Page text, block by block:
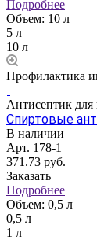
Подробнее
Объем: 10 л
5 л
10 л
Профилактика
Антисептик для
Спиртовые
В наличии
Арт. 178-1
371.73 руб.
Заказать
Подробнее
Объем: 0,5 л
0,5 л
1 л